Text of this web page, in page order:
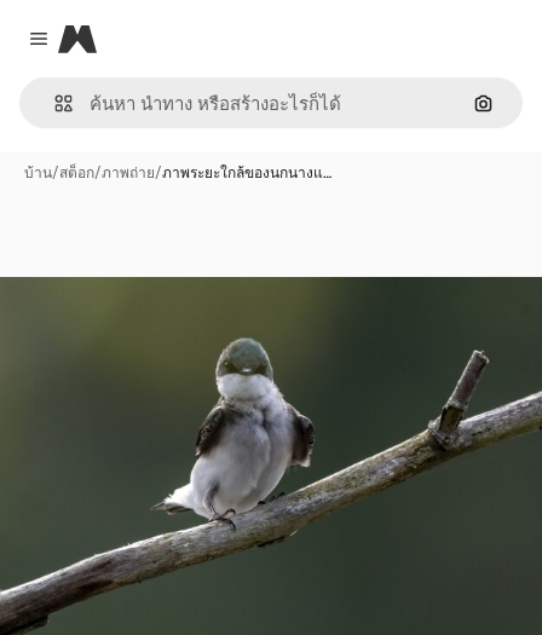
Close menu
Magnific
ค้นหา
บ้าน/สต็อก/ภาพถ่าย/ภาพระยะใกล้ของนกนางแ…